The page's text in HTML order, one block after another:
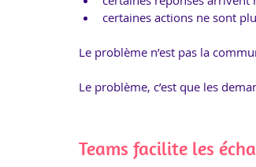
certaines actions ne sont
Le problème n’est pas la
Le problème, c’est que les
Teams facilite les